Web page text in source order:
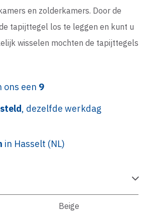
en zolderkamers. Door de
tapijttegel los te leggen en kunt u
wisselen mochten de tapijttegels
ons een 9
, dezelfde werkdag
in Hasselt (NL)
Beige